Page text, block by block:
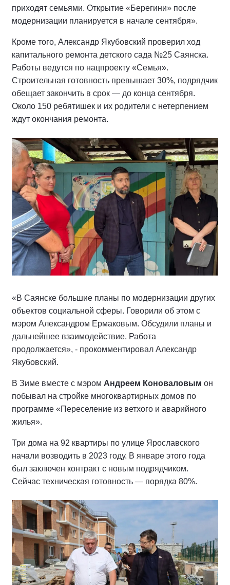
приходят семьями. Открытие «Берегини» после
модернизации планируется в начале сентября».
Кроме того, Александр Якубовский проверил ход
капитального ремонта детского сада №25 Саянска.
Работы ведутся по нацпроекту «Семья».
Строительная готовность превышает 30%, подрядчик
обещает закончить в срок — до конца сентября.
Около 150 ребятишек и их родители с нетерпением
ждут окончания ремонта.
«В Саянске большие планы по модернизации других
объектов социальной сферы. Говорили об этом с
мэром Александром Ермаковым. Обсудили планы и
дальнейшее взаимодействие. Работа
продолжается», - прокомментировал Александр
Якубовский.
В Зиме вместе с мэром Андреем Коноваловым он
побывал на стройке многоквартирных домов по
программе «Переселение из ветхого и аварийного
жилья».
Три дома на 92 квартиры по улице Ярославского
начали возводить в 2023 году. В январе этого года
был заключен контракт с новым подрядчиком.
Сейчас техническая готовность — порядка 80%.